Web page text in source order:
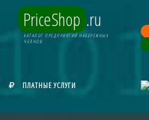
PriceShop .ru
КАТАЛОГ ПРЕДПРИЯТИЙ НАБЕРЕЖНЫХ
ЧЕЛНОВ
ПЛАТНЫЕ УСЛУГИ